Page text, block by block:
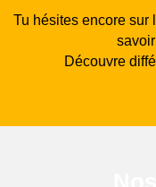
Tu hésites encore sur
Découvre